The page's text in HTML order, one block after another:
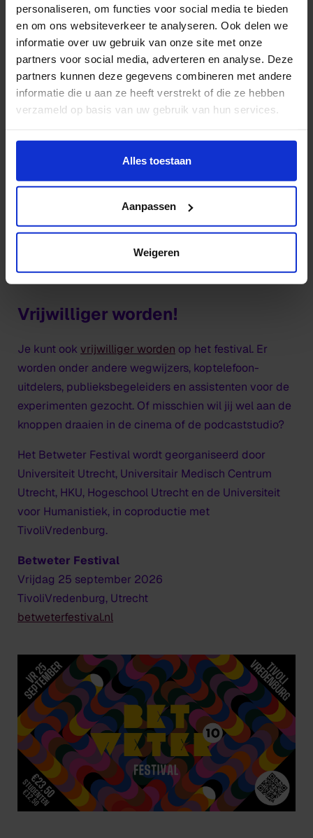
personaliseren, om functies voor social media te bieden
en om ons websiteverkeer te analyseren. Ook delen we
informatie over uw gebruik van onze site met onze
partners voor social media, adverteren en analyse. Deze
partners kunnen deze gegevens combineren met andere
informatie die u aan ze heeft verstrekt of die ze hebben
verzameld op basis van uw gebruik van hun services.
Wil je meer weten of de voorkeur aanpassen, bekijk dan
https://www.hku.nl/privacy-statement-en-
Alles toestaan
Aanpassen
Weigeren
Nina Köll (Betekent AI de ondergang van Hollywood?)
en neurobioloog Brankele Frank (Is muziek de ultieme
breinreset?). In september worden de deelnemende
HKU alumni bekendgemaakt.
Maak jij het Betweter T-shirt dit
Voor deze jubileumeditie is Betweter weer op zoek
naar een nieuw T-shirt ontwerp dat wordt gedragen
werd eerder ontworpen door Niels Mud (2025),
Robert-Jan Lechner (2024), Nanna de Jong (2023),
Cliff van Thillo (2022) en Bob Mollema (2021).
idee in voor 22 juni!
Vrijwilliger worden!
Je kunt ook vrijwilliger worden op het festival. Er
worden onder andere wegwijzers, koptelefoon-
uitdelers, publieksbegeleiders en assistenten voor de
experimenten gezocht. Of misschien wil jij wel aan de
knoppen draaien in de cinema of de podcaststudio?
Het Betweter Festival wordt georganiseerd door
Universiteit Utrecht, Universitair Medisch Centrum
Utrecht, HKU, Hogeschool Utrecht en de Universiteit
voor Humanistiek, in coproductie met
TivoliVredenburg.
Betweter Festival
Vrijdag 25 september 2026
TivoliVredenburg, Utrecht
betweterfestival.nl